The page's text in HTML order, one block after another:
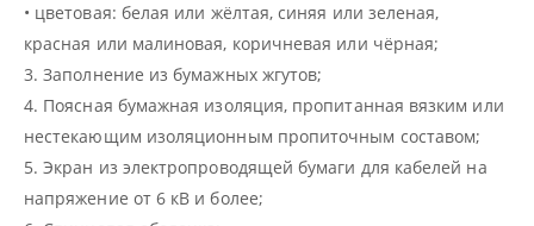
• цветовая: белая или жёлтая, синяя или зеленая,
красная или малиновая, коричневая или чёрная;
3. Заполнение из бумажных жгутов;
4. Поясная бумажная изоляция, пропитанная вязким или
нестекающим изоляционным пропиточным составом;
5. Экран из электропроводящей бумаги для кабелей на
напряжение от 6 кВ и более;